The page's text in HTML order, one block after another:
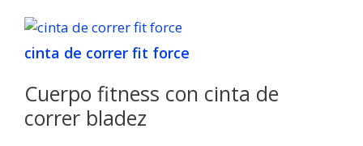
cinta de correr fit force
Cuerpo fitness con cinta de
correr bladez